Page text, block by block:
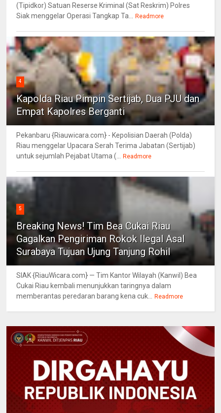
(Tipidkor) Satuan Reserse Kriminal (Sat Reskrim) Polres
Siak menggelar Operasi Tangkap Ta... Readmore
4
Kapolda Riau Pimpin Sertijab, Dua PJU dan
Empat Kapolres Berganti
Pekanbaru {Riauwicara.com} - Kepolisian Daerah (Polda)
Riau menggelar Upacara Serah Terima Jabatan (Sertijab)
untuk sejumlah Pejabat Utama (... Readmore
5
Breaking News! Tim Bea Cukai Riau
Gagalkan Pengiriman Rokok Ilegal Asal
Surabaya Tujuan Ujung Tanjung Rohil
SIAK {RiauWicara.com} — Tim Kantor Wilayah (Kanwil) Bea
Cukai Riau kembali menunjukkan taringnya dalam
memberantas peredaran barang kena cuk... Readmore